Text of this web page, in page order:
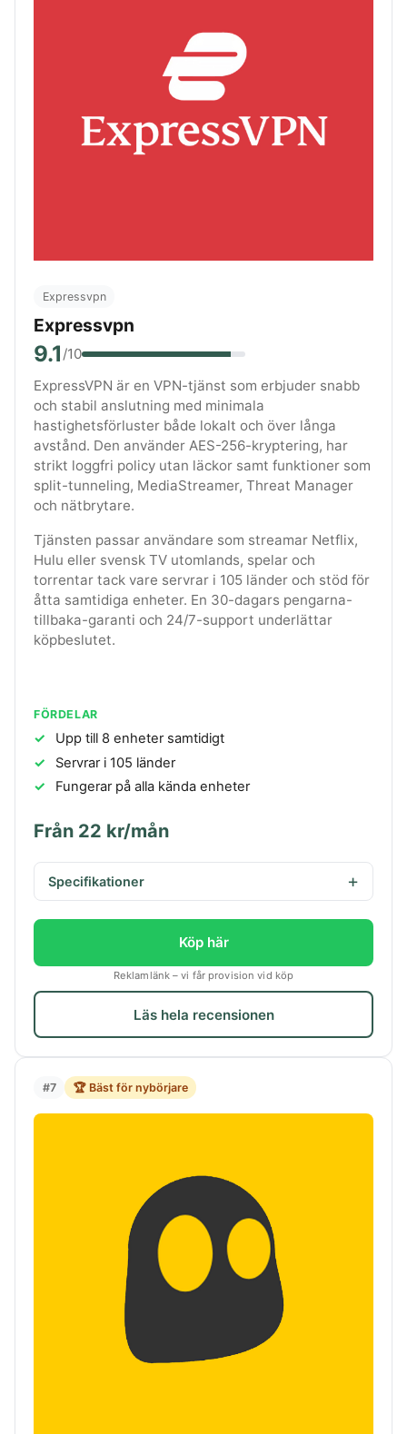
Expressvpn
Expressvpn
9.1 /10
ExpressVPN är en VPN-tjänst som erbjuder snabb
och stabil anslutning med minimala
hastighetsförluster både lokalt och över långa
avstånd. Den använder AES-256-kryptering, har
strikt loggfri policy utan läckor samt funktioner som
split-tunneling, MediaStreamer, Threat Manager
och nätbrytare.
Tjänsten passar användare som streamar Netflix,
Hulu eller svensk TV utomlands, spelar och
torrentar tack vare servrar i 105 länder och stöd för
åtta samtidiga enheter. En 30-dagars pengarna-
tillbaka-garanti och 24/7-support underlättar
köpbeslutet.
FÖRDELAR
Upp till 8 enheter samtidigt
Servrar i 105 länder
Fungerar på alla kända enheter
Från 22 kr/mån
Specifikationer
Köp här
Reklamlänk – vi får provision vid köp
Läs hela recensionen
#7 🏆 Bäst för nybörjare